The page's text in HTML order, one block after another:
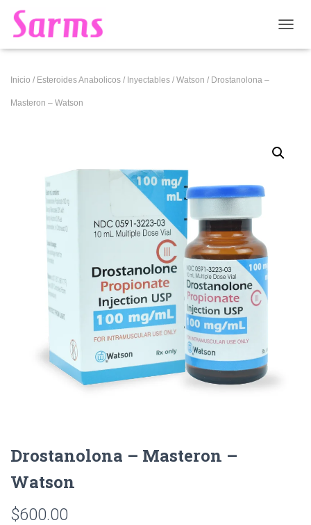
Inicio / Esteroides Anabolicos / Inyectables / Watson / Drostanolona –
Masteron – Watson
Drostanolona – Masteron –
Watson
$600.00